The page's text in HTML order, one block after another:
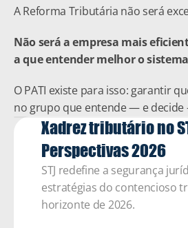
A Reforma Tributária não será
Não será a empresa mais
a que entender melhor o
O PATI existe para isso: garantir
no grupo que entende — e
Xadrez tributário no
Perspectivas 2026
STJ redefine a segurança
estratégias do contencioso
horizonte de 2026.